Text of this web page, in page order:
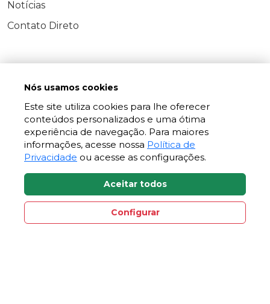
Notícias
Contato Direto
Nós usamos cookies
Este site utiliza cookies para lhe oferecer
conteúdos personalizados e uma ótima
experiência de navegação. Para maiores
informações, acesse nossa Política de
Privacidade ou acesse as configurações.
Aceitar todos
Configurar